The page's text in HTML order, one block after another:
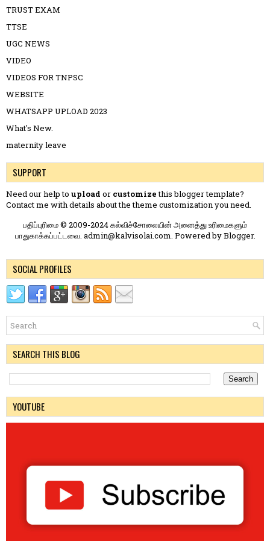
TRUST EXAM
TTSE
UGC NEWS
VIDEO
VIDEOS FOR TNPSC
WEBSITE
WHATSAPP UPLOAD 2023
What's New.
maternity leave
SUPPORT
Need our help to upload or customizethis blogger template?
Contact me with details about the theme customization you need.
பதிப்புரிமை © 2009-2024 கல்விச்சோலையின் அனைத்து உரிமைகளும்
பாதுகாக்கப்பட்டவை. admin@kalvisolai.com. Powered byBlogger.
SOCIAL PROFILES
SEARCH THIS BLOG
YOUTUBE